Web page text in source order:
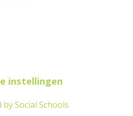
instellingen
bySocial Schools